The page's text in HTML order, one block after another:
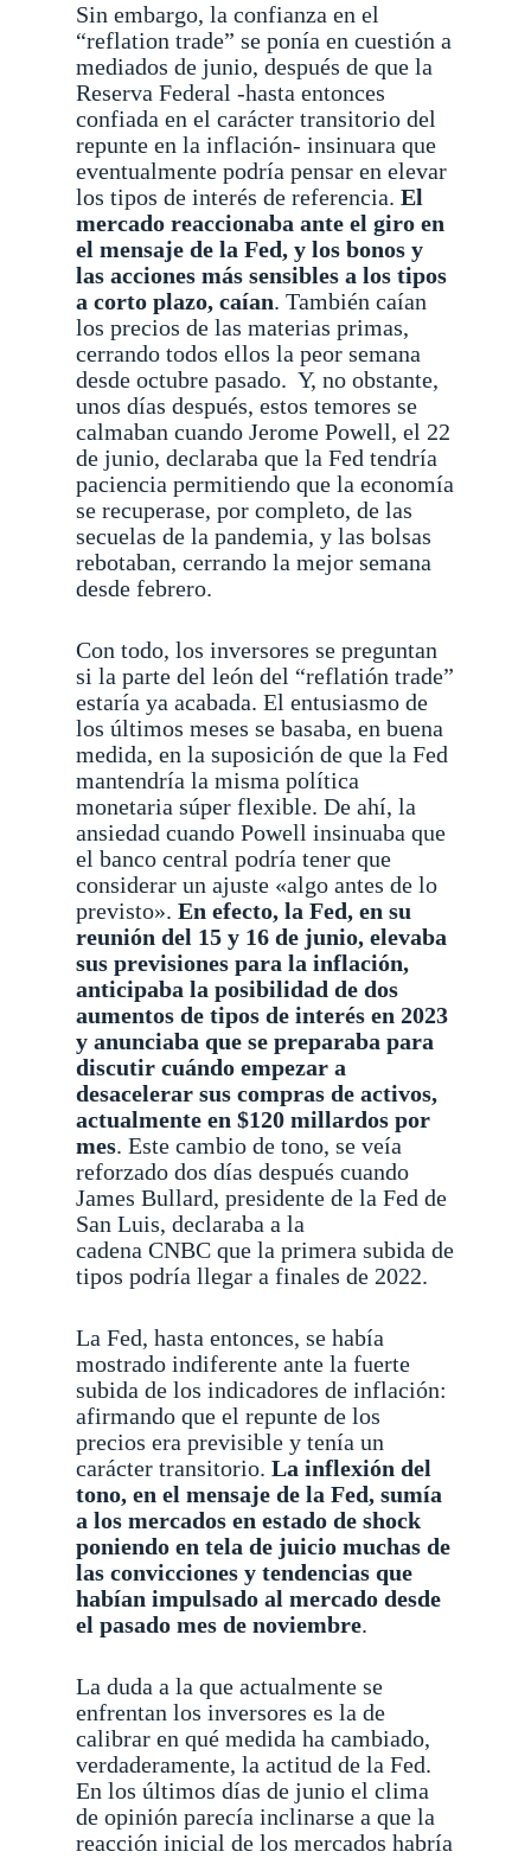
Sin embargo, la confianza en el
“reflation trade” se ponía en cuestión a
mediados de junio, después de que la
Reserva Federal -hasta entonces
confiada en el carácter transitorio del
repunte en la inflación- insinuara que
eventualmente podría pensar en elevar
los tipos de interés de referencia. El
mercado reaccionaba ante el giro en
el mensaje de la Fed, y los bonos y
las acciones más sensibles a los tipos
a corto plazo, caían. También caían
los precios de las materias primas,
cerrando todos ellos la peor semana
desde octubre pasado. Y, no obstante,
unos días después, estos temores se
calmaban cuando Jerome Powell, el 22
de junio, declaraba que la Fed tendría
paciencia permitiendo que la economía
se recuperase, por completo, de las
secuelas de la pandemia, y las bolsas
rebotaban, cerrando la mejor semana
desde febrero.
Con todo, los inversores se preguntan
si la parte del león del “reflatión trade”
estaría ya acabada. El entusiasmo de
los últimos meses se basaba, en buena
medida, en la suposición de que la Fed
mantendría la misma política
monetaria súper flexible. De ahí, la
ansiedad cuando Powell insinuaba que
el banco central podría tener que
considerar un ajuste «algo antes de lo
previsto». En efecto, la Fed, en su
reunión del 15 y 16 de junio, elevaba
sus previsiones para la inflación,
anticipaba la posibilidad de dos
aumentos de tipos de interés en 2023
y anunciaba que se preparaba para
discutir cuándo empezar a
desacelerar sus compras de activos,
actualmente en $120 millardos por
mes. Este cambio de tono, se veía
reforzado dos días después cuando
James Bullard, presidente de la Fed de
San Luis, declaraba a la
cadena CNBC que la primera subida de
tipos podría llegar a finales de 2022.
La Fed, hasta entonces, se había
mostrado indiferente ante la fuerte
subida de los indicadores de inflación:
afirmando que el repunte de los
precios era previsible y tenía un
carácter transitorio. La inflexión del
tono, en el mensaje de la Fed, sumía
a los mercados en estado de shock
poniendo en tela de juicio muchas de
las convicciones y tendencias que
habían impulsado al mercado desde
el pasado mes de noviembre.
La duda a la que actualmente se
enfrentan los inversores es la de
calibrar en qué medida ha cambiado,
verdaderamente, la actitud de la Fed.
En los últimos días de junio el clima
de opinión parecía inclinarse a que la
reacción inicial de los mercados habría